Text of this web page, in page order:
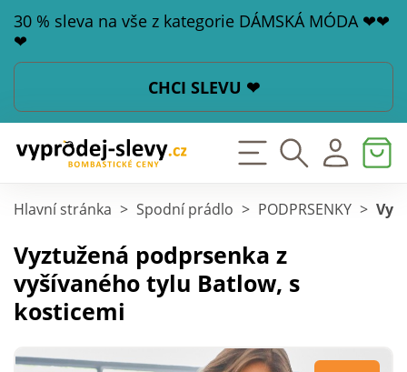
30 % sleva na vše z kategorie DÁMSKÁ MÓDA ❤❤
❤
CHCI SLEVU ❤
Hlavní stránka > Spodní prádlo > PODPRSENKY >
Vyztužená podprsenka z
vyšívaného tylu Batlow, s
kosticemi